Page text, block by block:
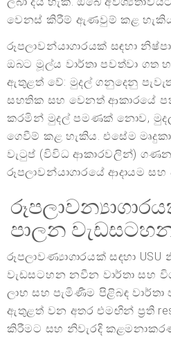
වෙනස් කිරීම් ඇණවුම් කළ
රූපලාවන්යාගාරයක් සඳහා
ඔබට මූල්ය වාර්තා පවත්වා ගත
ඇතුළත් වේ: මුදල් ගනුදෙනු
සහතික සහ වෙනත් ආකාරයේ
කරමින් මුදල් පමණක් නොව,
ගෙවීම් කළ හැකිය. එසේම
වැටුප් (විවිධ ආකාරවලින්)
රූපලාවන්යාගාරයේ ආදායම සහ
පාලන
රූපලාවණ්‍යාගාරයක් සඳහා USU
වැඩසටහන නවීන වාර්තා සහ
ලාභ සහ පැමිණීම පිළිබඳ
ඇතුළත් වන අතර එමඟින් ප්‍රති
කිරීමට සහ නිවැරදි